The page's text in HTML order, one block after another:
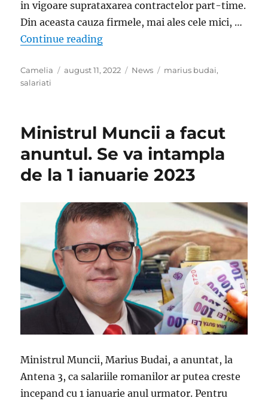
in vigoare suprataxarea contractelor part-time.
Din aceasta cauza firmele, mai ales cele mici, …
Continue reading„Veste proasta pentru romani.
Author
Camelia
Posted
august 11, 2022 Categories
News Tags
marius budai,
salariati
Ministrul Muncii a facut
anuntul. Se va intampla
de la 1 ianuarie 2023
Ministrul Muncii, Marius Budai, a anuntat, la
Antena 3, ca salariile romanilor ar putea creste
incepand cu 1 ianuarie anul urmator. Pentru